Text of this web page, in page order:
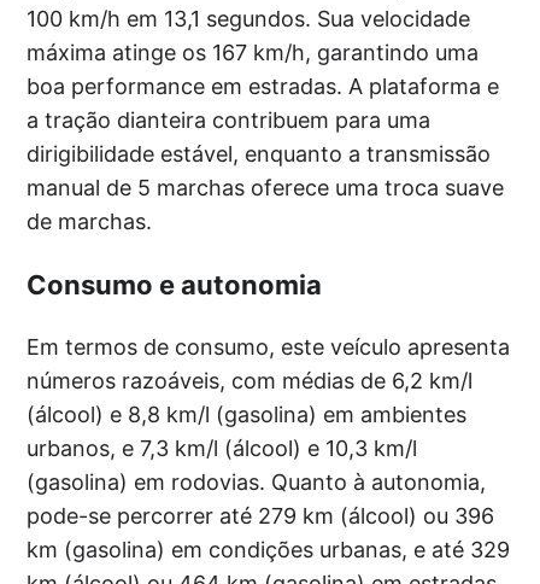
100 km/h em 13,1 segundos. Sua velocidade
máxima atinge os 167 km/h, garantindo uma
boa performance em estradas. A plataforma e
a tração dianteira contribuem para uma
dirigibilidade estável, enquanto a transmissão
manual de 5 marchas oferece uma troca suave
de marchas.
Consumo e autonomia
Em termos de consumo, este veículo apresenta
números razoáveis, com médias de 6,2 km/l
(álcool) e 8,8 km/l (gasolina) em ambientes
urbanos, e 7,3 km/l (álcool) e 10,3 km/l
(gasolina) em rodovias. Quanto à autonomia,
pode-se percorrer até 279 km (álcool) ou 396
km (gasolina) em condições urbanas, e até 329